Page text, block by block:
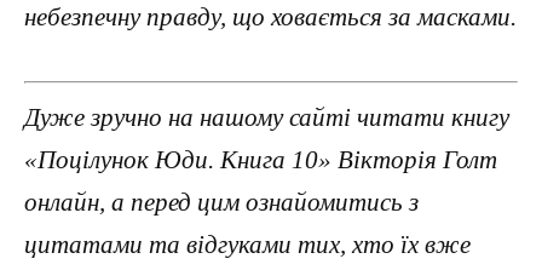
небезпечну правду, що ховається за масками.
Дуже зручно на нашому сайті читати книгу
«Поцілунок Юди. Книга 10» Вікторія Голт
онлайн, а перед цим ознайомитись з
цитатами та відгуками тих, хто їх вже